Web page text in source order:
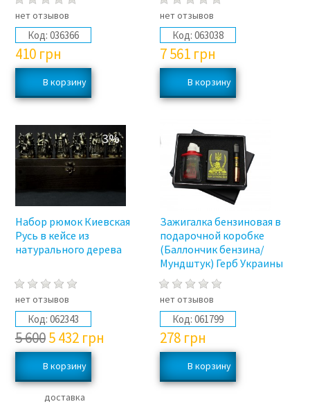
нет отзывов
Код: 036366
410 грн
нет отзывов
Код: 063038
7 561 грн
3%
Набор рюмок Киевская
Русь в кейсе из
натурального дерева
нет отзывов
Код: 062343
5 6005 432 грн
доставка
Зажигалка бензиновая в
подарочной коробке
(Баллончик бензина/
Мундштук) Герб Украины
нет отзывов
Код: 061799
278 грн